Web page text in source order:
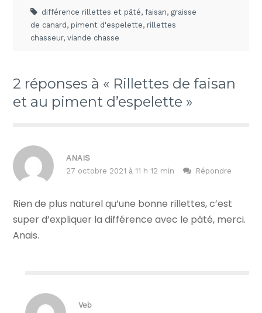
différence rillettes et pâté,faisan, graisse
de canard , piment d'espelette, rillettes
chasseur,viande chasse
2 réponses à « Rillettes de faisan
et au piment d’espelette »
ANAIS
27 octobre 2021 à 11 h 12 min
Répondre
Rien de plus naturel qu’une bonne rillettes, c’est
super d’expliquer la différence avec le pâté, merci.
Anais.
Veb